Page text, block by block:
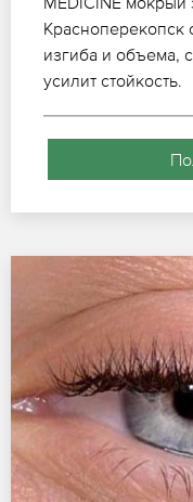
Красноперекопск
изгиба и объема,
усилит стойкость.